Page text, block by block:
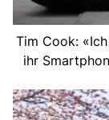
Tim Cook:
ihr